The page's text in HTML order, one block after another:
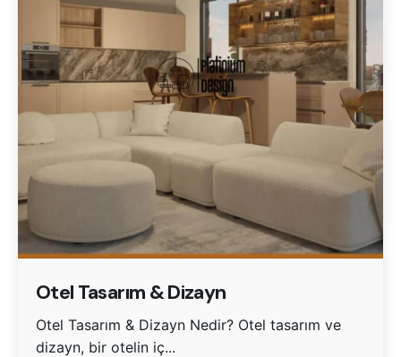
Otel Tasarım & Dizayn
Otel Tasarım & Dizayn Nedir? Otel tasarım ve
dizayn, bir otelin iç...